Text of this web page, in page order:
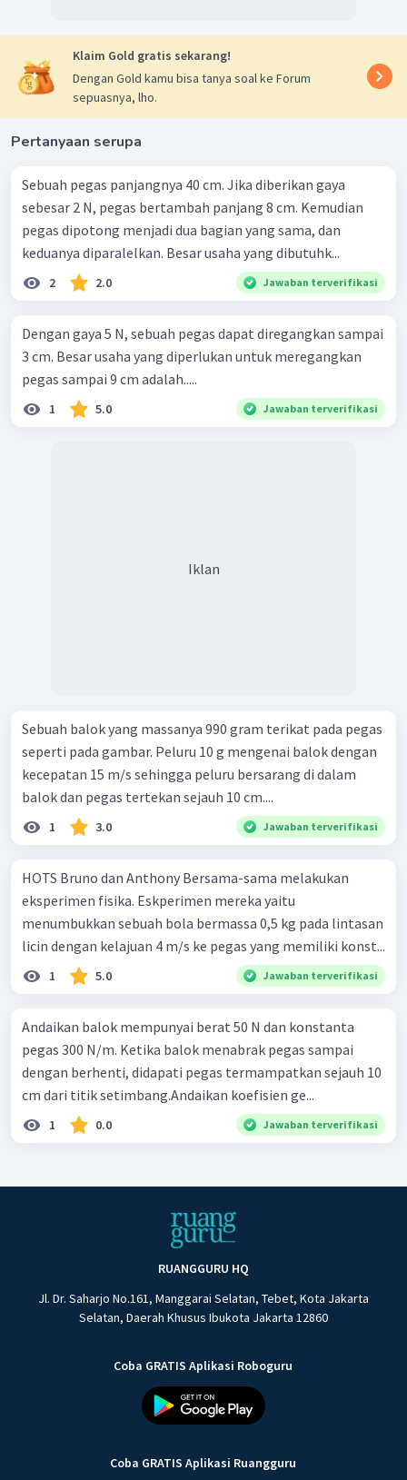
Klaim Gold gratis sekarang!
Dengan Gold kamu bisa tanya soal ke Forum
sepuasnya, lho.
Pertanyaan serupa
Sebuah pegas panjangnya 40 cm. Jika diberikan gaya
sebesar 2 N, pegas bertambah panjang 8 cm. Kemudian
pegas dipotong menjadi dua bagian yang sama, dan
keduanya diparalelkan. Besar usaha yang dibutuhk...
2 2.0 Jawaban terverifikasi
Dengan gaya 5 N, sebuah pegas dapat diregangkan sampai
3 cm. Besar usaha yang diperlukan untuk meregangkan
pegas sampai 9 cm adalah.....
1 5.0 Jawaban terverifikasi
Iklan
Sebuah balok yang massanya 990 gram terikat pada pegas
seperti pada gambar. Peluru 10 g mengenai balok dengan
kecepatan 15 m/s sehingga peluru bersarang di dalam
balok dan pegas tertekan sejauh 10 cm....
1 3.0 Jawaban terverifikasi
HOTS Bruno dan Anthony Bersama-sama melakukan
eksperimen fisika. Eskperimen mereka yaitu
menumbukkan sebuah bola bermassa 0,5 kg pada lintasan
licin dengan kelajuan 4 m/s ke pegas yang memiliki konst...
1 5.0 Jawaban terverifikasi
Andaikan balok mempunyai berat 50 N dan konstanta
pegas 300 N/m. Ketika balok menabrak pegas sampai
dengan berhenti, didapati pegas termampatkan sejauh 10
cm dari titik setimbang.Andaikan koefisien ge...
1 0.0 Jawaban terverifikasi
RUANGGURU HQ
Jl. Dr. Saharjo No.161, Manggarai Selatan, Tebet, Kota Jakarta
Selatan, Daerah Khusus Ibukota Jakarta 12860
Coba GRATIS Aplikasi Roboguru
Coba GRATIS Aplikasi Ruangguru